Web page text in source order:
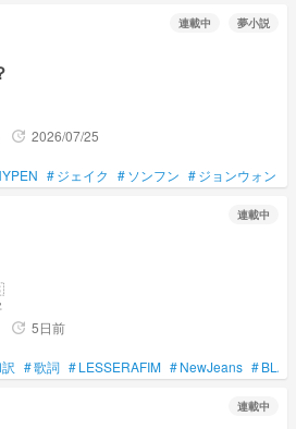
連載中 夢小説
update 2026/07/25
#ジェイク #ソンフン #ジョンウォン
連載中
update 5日前
#歌詞 #LESSERAFIM #NewJeans #
連載中